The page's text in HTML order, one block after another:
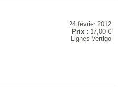
24 février 2012
Prix : 17,00 €
Lignes-Vertigo